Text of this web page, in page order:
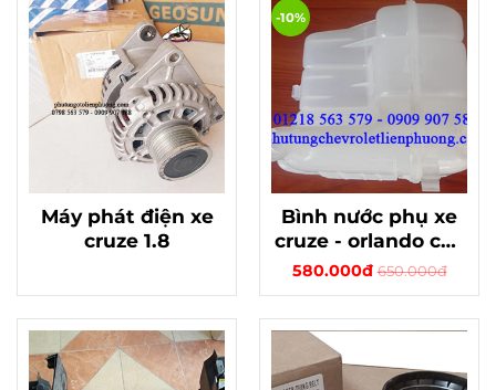
Máy phát điện xe
cruze 1.8
Bình nước phụ xe
cruze - orlando cdx
chính hãng
580.000đ 650.000đ
-10%